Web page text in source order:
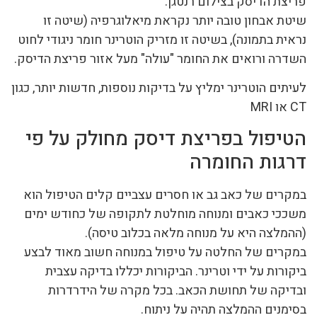
שיטת אבחון טובה יותר נקראת מיאלוגרפיה (שיטה זו
נראית בתמונה), בשיטה זו מזריק הוטרינר חומר ניגודי לחוט
השדרה ורואים את החומר "עולה" מעל אזור פריצת הדיסק.
לעיתים הוטרינר ימליץ על בדיקות נוספות, חדשות יותר, כגון
CT או MRI
הטיפול בפריצת דיסק מחולק על פי
דרגות החומרה
במקרים של כאב גב או חסרים עצביים קלים הטיפול הוא
משככי כאבים ומנוחה מוחלטת לתקופה של כחודש ימים
(ההמלצה היא על מנוחה מלאה בכלוב טיסה).
במקרים של החלטה על טיפול במנוחה חשוב מאוד לבצע
ביקורות על ידי וטרינר. הביקורות יכללו בדיקה עצבית
ובדיקה של תחושת הכאב. בכל מקרה של הידרדרות
בסימנים ההמלצה תהיה על ניתוח.